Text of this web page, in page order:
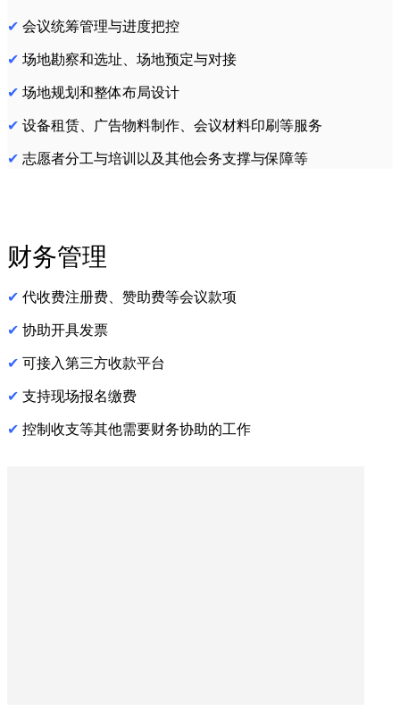
✔ 会议统筹管理与进度把控
✔ 场地勘察和选址、场地预定与对接
✔ 场地规划和整体布局设计
✔ 设备租赁、广告物料制作、会议材料印刷等服务
✔ 志愿者分工与培训以及其他会务支撑与保障等
财务管理
✔ 代收费注册费、赞助费等会议款项
✔ 协助开具发票
✔ 可接入第三方收款平台
✔ 支持现场报名缴费
✔ 控制收支等其他需要财务协助的工作